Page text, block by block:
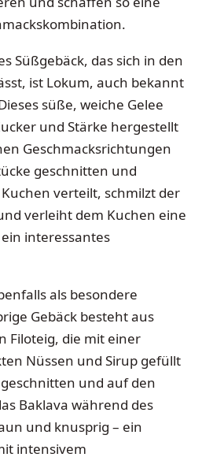
Süßgebäck, das sich in den
ist Lokum, auch bekannt
süße, weiche Gelee
und Stärke hergestellt
Geschmacksrichtungen
geschnitten und
verteilt, schmilzt der
verleiht dem Kuchen eine
interessantes
als besondere
Gebäck besteht aus
Filoteig, die mit einer
Nüssen und Sirup gefüllt
und auf den
Baklava während des
und knusprig – ein
intensivem